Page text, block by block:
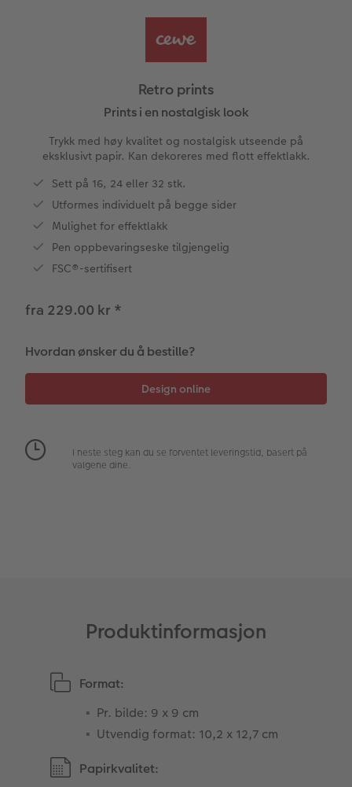
CEWE FOTOBOK Color pop
Minnelomme
Tilbehør
Bilde på skumplate
Bilde på akrylglass
Bilde på tre
Fotoplakat med kart
Fotoplakat med plakatlist
Fotocollage
Hexxas
Fotopanel
Nummercollage
Fotoplakat standardpapir
Fotoklistremerker
Tilbehør
Fotomagneter
Art prints
Fyll selv gaveeske
Mobildeksler
Kjæledyr
CEWE Gavekort
Design selv
Foldekort
Postkort
Kort med fotoinnstikk
Bordkort
Menykort
Direkteforsendelse
Inspirasjon til bryllup
Valgmuligheter
Tilbehør
Retro prints
Prints i en nostalgisk look
Trykk med høy kvalitet og nostalgisk utseende på
eksklusivt papir. Kan dekoreres med flott effektlakk.
Sett på 16, 24 eller 32 stk.
Utformes individuelt på begge sider
Mulighet for effektlakk
Pen oppbevaringseske tilgjengelig
FSC®-sertifisert
fra 229.00 kr *
Hvordan ønsker du å bestille?
I neste steg kan du se forventet leveringstid, basert på
valgene dine.
Produktinformasjon
Format:
Pr. bilde: 9 x 9 cm
Utvendig format: 10,2 x 12,7 cm
Papirkvalitet: